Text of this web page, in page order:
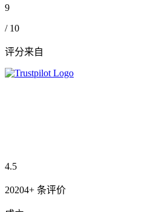
9
/ 10
评分来自
4.5
20204+ 条评价